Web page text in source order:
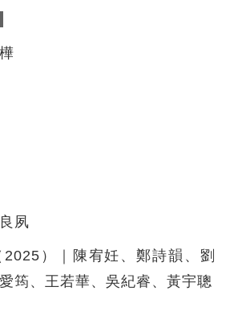
夙
）｜陳宥妊、鄭詩韻、劉
筠、王若華、吳紀睿、黃宇聰